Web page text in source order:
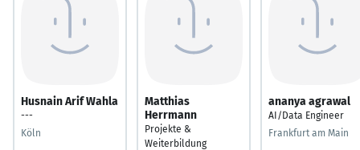
Husnain Arif Wahla
---
Köln
Matthias
Herrmann
Projekte &
Weiterbildung
ananya agrawal
AI/Data Engineer
Frankfurt am Main